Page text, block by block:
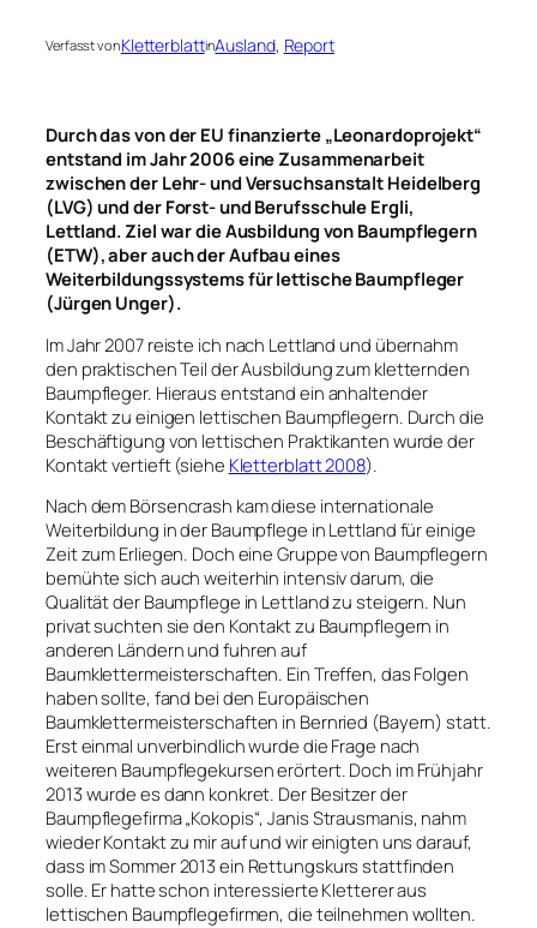
Verfasst vonKletterblattinAusland, Report
Durch das von der EU finanzierte „Leonardoprojekt“
entstand im Jahr 2006 eine Zusammenarbeit
zwischen der Lehr- und Versuchsanstalt Heidelberg
(LVG) und der Forst- und Berufsschule Ergli,
Lettland. Ziel war die Ausbildung von Baumpflegern
(ETW), aber auch der Aufbau eines
Weiterbildungssystems für lettische Baumpfleger
(Jürgen Unger).
Im Jahr 2007 reiste ich nach Lettland und übernahm
den praktischen Teil der Ausbildung zum kletternden
Baumpfleger. Hieraus entstand ein anhaltender
Kontakt zu einigen lettischen Baumpflegern. Durch die
Beschäftigung von lettischen Praktikanten wurde der
Kontakt vertieft (siehe Kletterblatt 2008).
Nach dem Börsencrash kam diese internationale
Weiterbildung in der Baumpflege in Lettland für einige
Zeit zum Erliegen. Doch eine Gruppe von Baumpflegern
bemühte sich auch weiterhin intensiv darum, die
Qualität der Baumpflege in Lettland zu steigern. Nun
privat suchten sie den Kontakt zu Baumpflegern in
anderen Ländern und fuhren auf
Baumklettermeisterschaften. Ein Treffen, das Folgen
haben sollte, fand bei den Europäischen
Baumklettermeisterschaften in Bernried (Bayern) statt.
Erst einmal unverbindlich wurde die Frage nach
weiteren Baumpflegekursen erörtert. Doch im Frühjahr
2013 wurde es dann konkret. Der Besitzer der
Baumpflegefirma „Kokopis“, Janis Strausmanis, nahm
wieder Kontakt zu mir auf und wir einigten uns darauf,
dass im Sommer 2013 ein Rettungskurs stattfinden
solle. Er hatte schon interessierte Kletterer aus
lettischen Baumpflegefirmen, die teilnehmen wollten.